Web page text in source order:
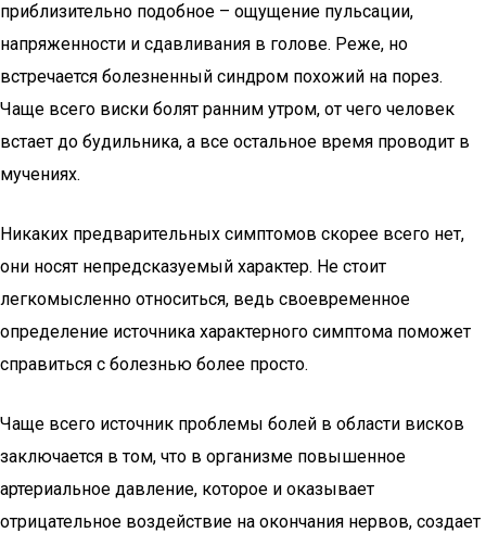
приблизительно подобное – ощущение пульсации,
напряженности и сдавливания в голове. Реже, но
встречается болезненный синдром похожий на порез.
Чаще всего виски болят ранним утром, от чего человек
встает до будильника, а все остальное время проводит в
мучениях.
Никаких предварительных симптомов скорее всего нет,
они носят непредсказуемый характер. Не стоит
легкомысленно относиться, ведь своевременное
определение источника характерного симптома поможет
справиться с болезнью более просто.
Чаще всего источник проблемы болей в области висков
заключается в том, что в организме повышенное
артериальное давление, которое и оказывает
отрицательное воздействие на окончания нервов, создает